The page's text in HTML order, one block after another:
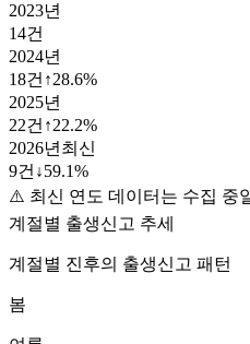
2023년
14건
2024년
18건 ↑28.6%
2025년
22건 ↑22.2%
2026년 최신
9건 ↓59.1%
⚠️ 최신 연도 데이터는 수집 중
계절별 출생신고 추세
계절별 진후의 출생신고 패턴
봄